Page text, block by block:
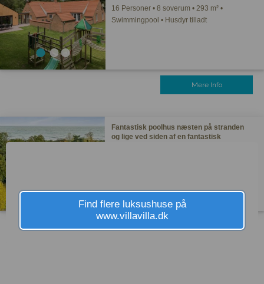
16 Personer • 8 soverum • 293 m² •
Swimmingpool • Husdyr tilladt
Mere Info
Fantastisk poolhus næsten på stranden
og lige ved siden af en fantastisk
Find flere luksushuse på
www.villavilla.dk